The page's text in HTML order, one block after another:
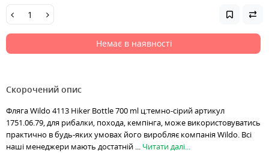
Немає в наявності
Скорочений опис
Фляга Wildo 4113 Hiker Bottle 700 ml ц:темно-сірий артикул
1751.06.79, для рибалки, похода, кемпінга, може використовуватись
практично в будь-яких умовах його виробляє компанія Wildo. Всі
наші менеджери мають достатній ... Читати далі...